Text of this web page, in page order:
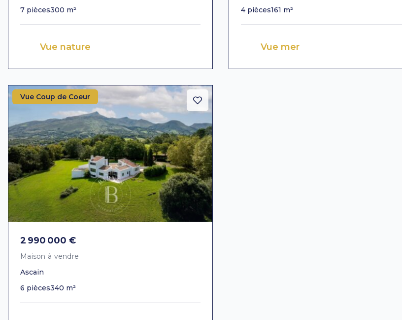
7 pièces300 m²
Vue nature
4 pièces161 m²
Vue mer
Vue Coup de Coeur
2 990 000 €
Maison à vendre
Ascain
6 pièces340 m²